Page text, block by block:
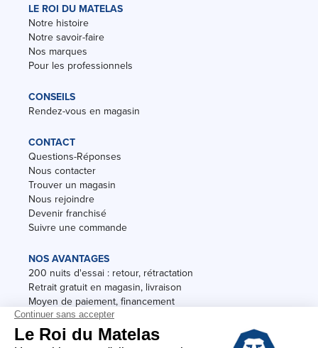
LE ROI DU MATELAS
Notre histoire
Notre savoir-faire
Nos marques
Pour les professionnels
CONSEILS
Rendez-vous en magasin
CONTACT
Questions-Réponses
Nous contacter
Trouver un magasin
Nous rejoindre
Devenir franchisé
Suivre une commande
NOS AVANTAGES
200 nuits d'essai : retour, rétractation
Retrait gratuit en magasin, livraison
Moyen de paiement, financement
Garantie